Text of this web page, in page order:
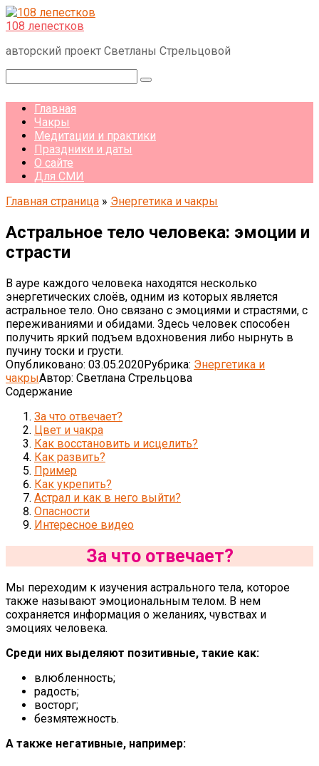
Перейти
к
108 лепестков
авторский проект Светланы Стрельцовой
Главная
Чакры
Медитации и практики
Праздники и даты
О сайте
Для СМИ
Главная страница » Энергетика и чакры
Астральное тело человека: эмоции и
страсти
В ауре каждого человека находятся несколько
энергетических слоёв, одним из которых является
астральное тело. Оно связано с эмоциями и страстями, с
переживаниями и обидами. Здесь человек способен
получить яркий подъем вдохновения либо нырнуть в
пучину тоски и грусти.
Опубликовано: 03.05.2020Рубрика: Энергетика и
чакрыАвтор: Светлана Стрельцова
Содержание
За что отвечает?
Цвет и чакра
Как восстановить и исцелить?
Как развить?
Пример
Как укрепить?
Астрал и как в него выйти?
Опасности
Интересное видео
За что отвечает?
Мы переходим к изучения астрального тела, которое
также называют эмоциональным телом. В нем
сохраняется информация о желаниях, чувствах и
эмоциях человека.
Среди них выделяют позитивные, такие как:
влюбленность;
радость;
восторг;
безмятежность.
А также негативные, например: